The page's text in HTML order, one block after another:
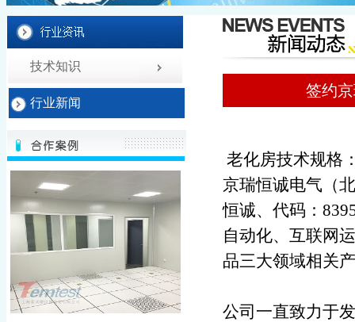
技术知识
行业新闻
签约
老化房技术规格
京瑞恒诚电气（
恒诚、代码：
自动化、互联网
品三大领域相关
公司一直致力于